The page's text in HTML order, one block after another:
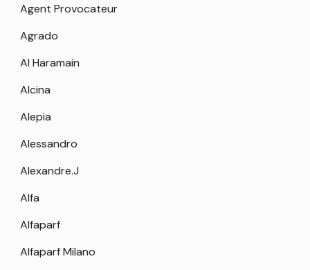
Agent Provocateur
Agrado
Al Haramain
Alcina
Alepia
Alessandro
Alexandre.J
Alfa
Alfaparf
Alfaparf Milano